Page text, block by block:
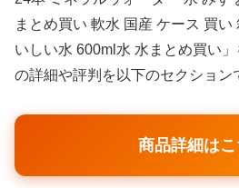
まとめ買い 軟水 国産 ケース 買
いしい水 600ml水 水まとめ買い
の詳細や評判を以下のセクション
商品詳細はこ